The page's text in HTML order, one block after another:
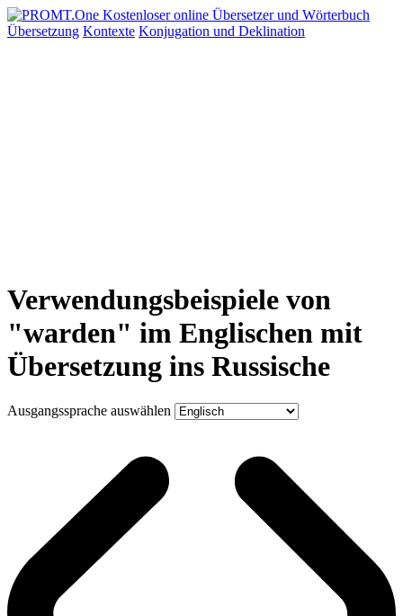
Übersetzung Kontexte Konjugation und Deklination
Verwendungsbeispiele von
"warden" im Englischen mit
Übersetzung ins Russische
Ausgangssprache auswählen